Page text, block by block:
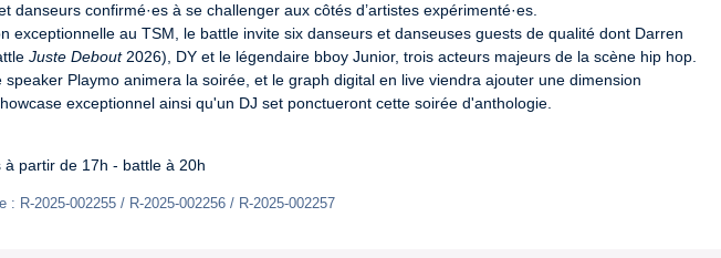
danseurs confirmé·es à se challenger aux côtés d’artistes expérimenté·es.
exceptionnelle au TSM, le battle invite six danseurs et danseuses guests de qualité dont Darren
Juste Debout 2026), DY et le légendaire bboy Junior, trois acteurs majeurs de la scène hip hop.
speaker Playmo animera la soirée, et le graph digital en live viendra ajouter une dimension
exceptionnel ainsi qu'un DJ set ponctueront cette soirée d'anthologie.
à partir de 17h - battle à 20h
: R-2025-002255 / R-2025-002256 / R-2025-002257